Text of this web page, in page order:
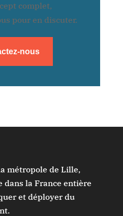
complet,
pour en discuter.
nous
métropole de Lille,
dans la France entière
et déployer du